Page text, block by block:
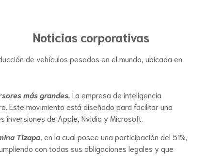
Noticias corporativas
de vehículos pesados en el mundo, ubicada en
más grandes. La empresa de inteligencia
Este movimiento está diseñado para facilitar una
inversiones de Apple, Nvidia y Microsoft.
Tizapa, en la cual posee una participación del 51%,
con todas sus obligaciones legales y que